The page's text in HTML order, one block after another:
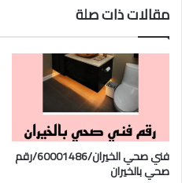
مقالات ذات صلة
فني صحي الخيران/60001486/رقم
صحي بالخيران